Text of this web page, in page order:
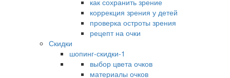
как сохранить зрение
коррекция зрения у детей
проверка остроты зрения
рецепт на очки
Скидки
шопинг-скидки-1
выбор цвета очков
материалы очков